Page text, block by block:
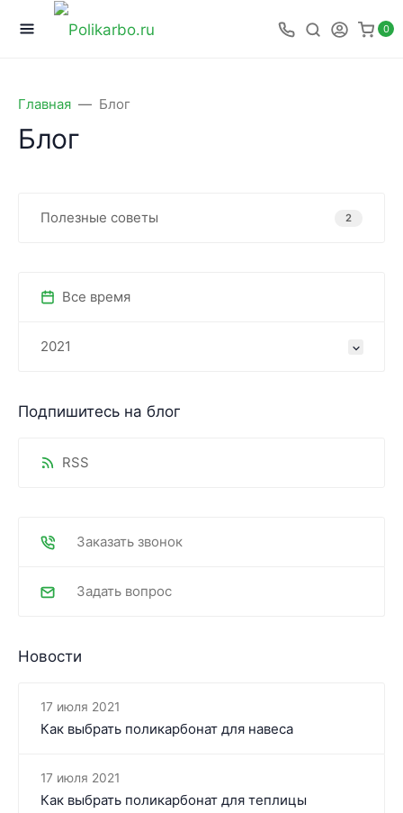
0
Главная Блог
Блог
Полезные советы 2
Все время
2021
Подпишитесь на блог
RSS
Заказать звонок
Задать вопрос
Новости
17 июля 2021
Как выбрать поликарбонат для навеса
17 июля 2021
Как выбрать поликарбонат для теплицы